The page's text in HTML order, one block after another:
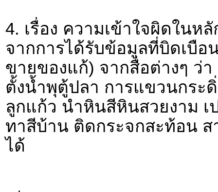
4. เรื่อง ความเข้าใจผิดในห
จากการได้รับข้อมูลที่บิดเบือ
ขายของแก้) จากสื่อต่างๆ ว่
ตั้งน้ำพุตู้ปลา การแขวนกระ
ลูกแก้ว นำหินสีหินสวยงาม
ทาสีบ้าน ติดกระจกสะท้อน ส
ได้